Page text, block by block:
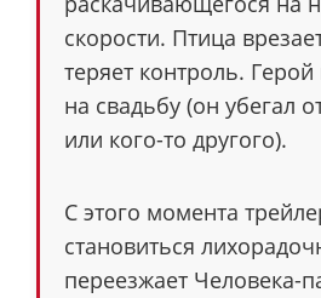
скорости. Птица
теряет контроль.
на свадьбу (он убегал
или кого-то другого).
С этого момента
становиться
переезжает Человека-